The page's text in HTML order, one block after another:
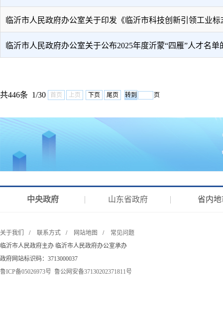
临沂市人民政府办公室关于印发《临沂市科技创新引领工业标
临沂市人民政府办公室关于公布2025年度沂蒙“四雁”人才名单
共446条 1/30 首页 上页 下页 尾页 页
中央政府 山东省政府 省内地
关于我们 / 联系方式 / 网站地图 /
常见问题
临沂市人民政府主办 临沂市人民政府办公室承办
政府网站标识码：3713000037
鲁ICP备05026973号 鲁公网安备37130202371811号